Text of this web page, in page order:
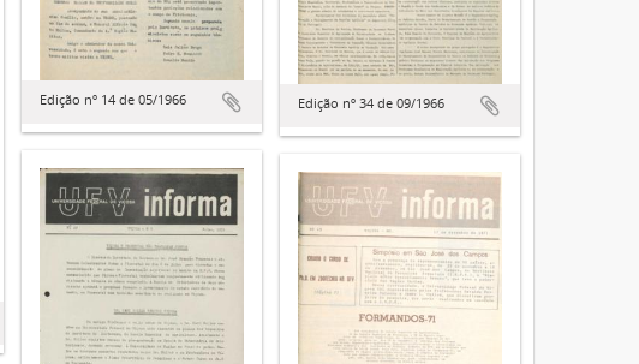
Edição nº 14 de 05/1966
Edição nº 34 de 09/1966